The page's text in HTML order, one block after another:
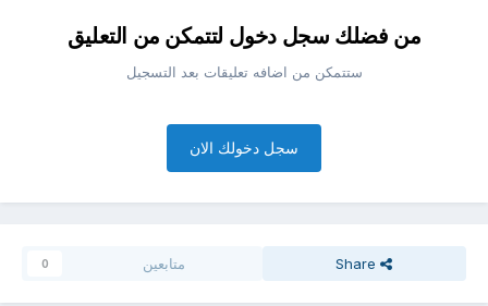
من فضلك سجل دخول لتتمكن من التعليق
ستتمكن من اضافه تعليقات بعد التسجيل
سجل دخولك الان
Share متابعين 0